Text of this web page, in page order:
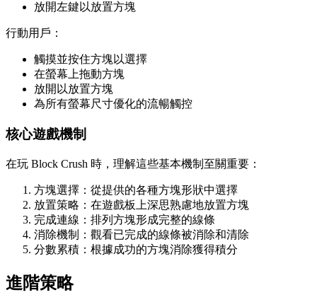
放開左鍵以放置方塊
行動用戶：
觸摸並按住方塊以選擇
在螢幕上拖動方塊
放開以放置方塊
為所有螢幕尺寸優化的流暢觸控
核心遊戲機制
在玩 Block Crush 時，理解這些基本機制至關重要：
方塊選擇：從提供的各種方塊形狀中選擇
放置策略：在遊戲板上深思熟慮地放置方塊
完成連線：排列方塊形成完整的線條
消除機制：觀看已完成的線條被消除和清除
分數累積：根據成功的方塊消除獲得積分
進階策略